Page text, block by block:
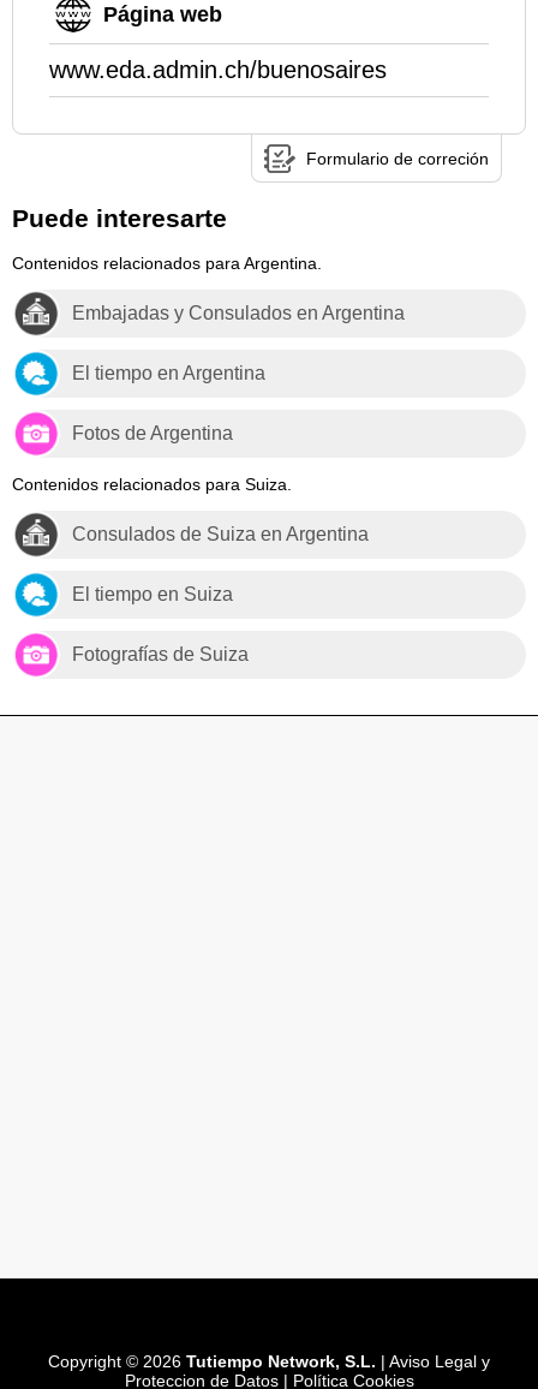
Página web
www.eda.admin.ch/buenosaires
Formulario de correción
Puede interesarte
Contenidos relacionados para Argentina.
Embajadas y Consulados en Argentina
El tiempo en Argentina
Fotos de Argentina
Contenidos relacionados para Suiza.
Consulados de Suiza en Argentina
El tiempo en Suiza
Fotografías de Suiza
Copyright © 2026 Tutiempo Network, S.L. | Aviso Legal y
Proteccion de Datos| Política Cookies